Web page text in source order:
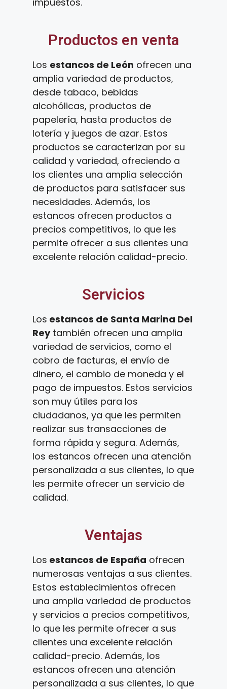
Productos en venta
Los estancos de León ofrecen una
amplia variedad de productos,
desde tabaco, bebidas
alcohólicas, productos de
papelería, hasta productos de
lotería y juegos de azar. Estos
productos se caracterizan por su
calidad y variedad, ofreciendo a
los clientes una amplia selección
de productos para satisfacer sus
necesidades. Además, los
estancos ofrecen productos a
precios competitivos, lo que les
permite ofrecer a sus clientes una
excelente relación calidad-precio.
Servicios
Los estancos de Santa Marina Del
Reytambién ofrecen una amplia
variedad de servicios, como el
cobro de facturas, el envío de
dinero, el cambio de moneda y el
pago de impuestos. Estos servicios
son muy útiles para los
ciudadanos, ya que les permiten
realizar sus transacciones de
forma rápida y segura. Además,
los estancos ofrecen una atención
personalizada a sus clientes, lo que
les permite ofrecer un servicio de
calidad.
Ventajas
Los estancos de España ofrecen
numerosas ventajas a sus clientes.
Estos establecimientos ofrecen
una amplia variedad de productos
y servicios a precios competitivos,
lo que les permite ofrecer a sus
clientes una excelente relación
calidad-precio. Además, los
estancos ofrecen una atención
personalizada a sus clientes, lo que